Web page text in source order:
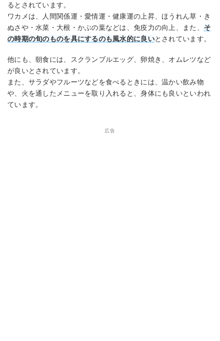
るとされています。
ワカメは、人間関係運・愛情運・健康運の上昇、ほうれん草・き
ぬさや・水菜・大根・かぶの葉などは、免疫力の向上、また、 そ
の時期の旬のものを具にするのも風水的に良いとされています。
他にも、朝食には、スクランブルエッグ、卵焼き、オムレツなど
が良いとされています。
また、サラダやフルーツなどを食べるときには、温かい飲み物
や、火を通したメニューを取り入れると、身体にも良いといわれ
ています。
広告